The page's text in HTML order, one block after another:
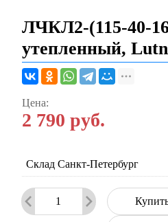
ЛЧКЛ2-(115-40-
утепленный,
Цена:
2 790 руб.
Склад Санкт-Петербург